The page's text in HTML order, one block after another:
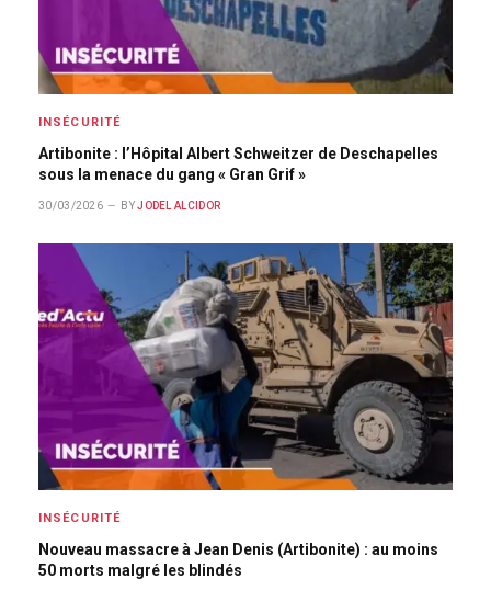
INSÉCURITÉ
Artibonite : l’Hôpital Albert Schweitzer de Deschapelles
sous la menace du gang « Gran Grif »
30/03/2026 BY JODEL ALCIDOR
INSÉCURITÉ
Nouveau massacre à Jean Denis (Artibonite) : au moins
50 morts malgré les blindés